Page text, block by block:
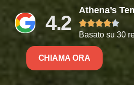
4.2
Athena’s

Basato su 30
CHIAMA ORA